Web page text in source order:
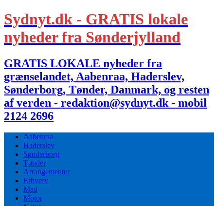
Sydnyt.dk - GRATIS lokale
nyheder fra Sønderjylland
GRATIS LOKALE nyheder fra
grænselandet, Aabenraa, Haderslev,
Sønderborg, Tønder, Danmark, og resten
af verden - redaktion@sydnyt.dk - mobil
2124 2696
Aabenraa
Haderslev
Sønderborg
Tønder
Arrangementer
Erhverv
Mad
Motor